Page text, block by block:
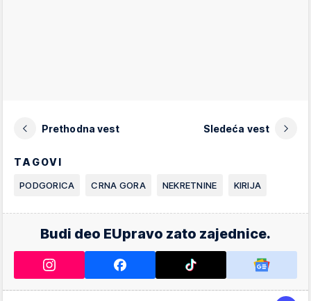
Prethodna vest Sledeća vest
TAGOVI
PODGORICA CRNA GORA NEKRETNINE KIRIJA
Budi deo EUpravo zato zajednice.